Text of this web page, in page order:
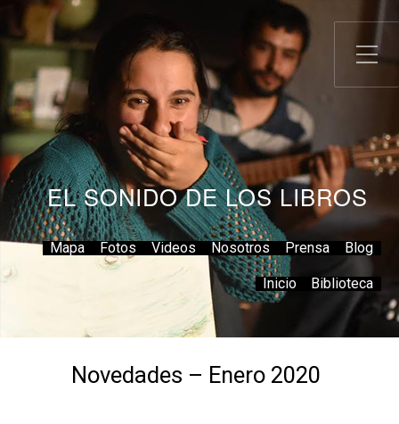
EL SONIDO DE LOS LIBROS
Blog
Prensa
Nosotros
Videos
Fotos
Mapa
Biblioteca
Inicio
Novedades – Enero 2020